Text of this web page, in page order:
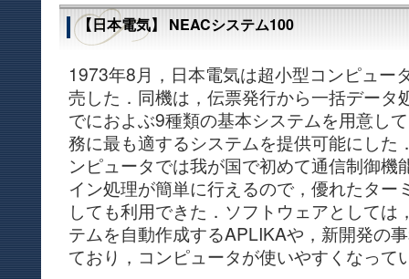
【日本電気】 NEACシステム100
1973年8月，日本電気は超小型コンピュー
売した．同機は，伝票発行から一括データ
でにおよぶ9種類の基本システムを用意し
務に最も適するシステムを提供可能にした
ンピュータでは我が国で初めて通信制御機
イン処理が簡単に行えるので，優れたター
しても利用できた．ソフトウェアとしては
テムを自動作成するAPLIKAや，新開発の
ており，コンピュータが使いやすくなって